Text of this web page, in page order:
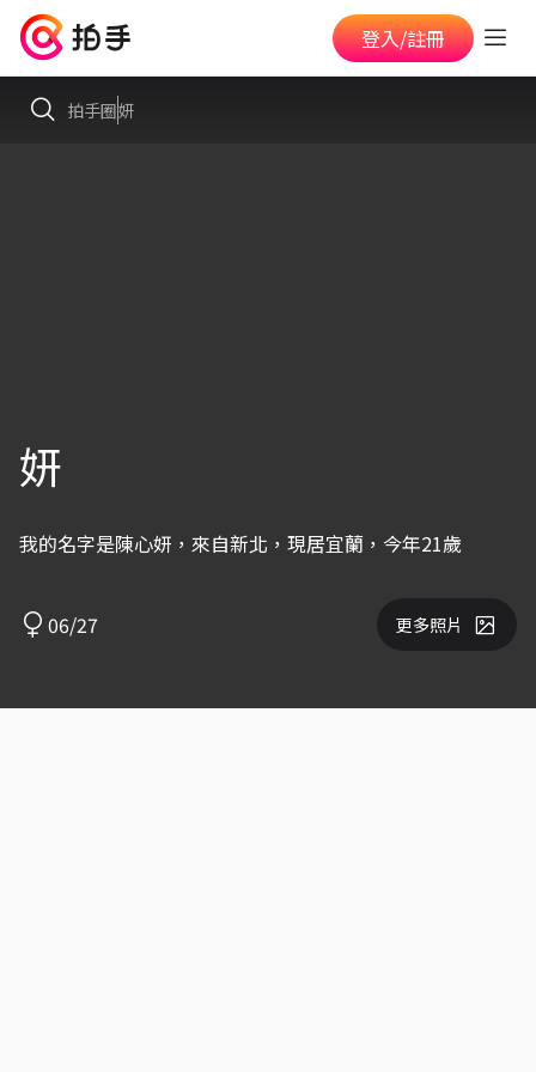
登入/註冊
拍手圈妍
妍
我的名字是陳心妍，來自新北，現居宜蘭，今年21歲
06/27 更多照片